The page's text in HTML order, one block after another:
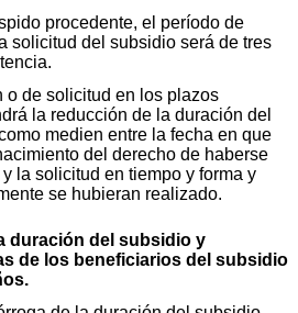
procedente, el período de
solicitud del subsidio será de tres
o de solicitud en los plazos
la reducción de la duración del
medien entre la fecha en que
del derecho de haberse
la solicitud en tiempo y forma y
se hubieran realizado.
duración del subsidio y
de los beneficiarios del subsidio